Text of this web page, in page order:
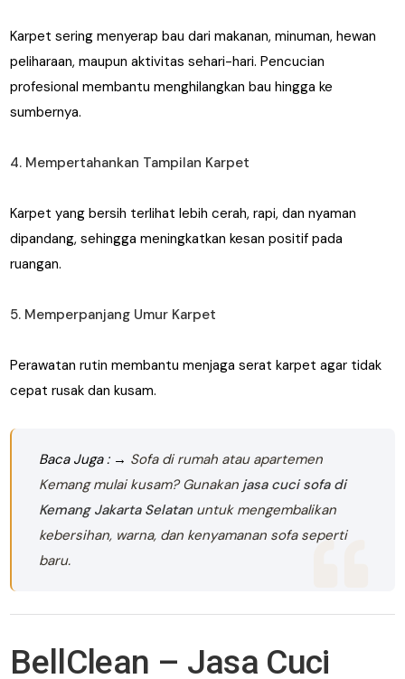
Karpet sering menyerap bau dari makanan, minuman, hewan
peliharaan, maupun aktivitas sehari-hari. Pencucian
profesional membantu menghilangkan bau hingga ke
sumbernya.
4. Mempertahankan Tampilan Karpet
Karpet yang bersih terlihat lebih cerah, rapi, dan nyaman
dipandang, sehingga meningkatkan kesan positif pada
ruangan.
5. Memperpanjang Umur Karpet
Perawatan rutin membantu menjaga serat karpet agar tidak
cepat rusak dan kusam.
Baca Juga : → Sofa di rumah atau apartemen
Kemang mulai kusam? Gunakan jasa cuci sofa di
Kemang Jakarta Selatanuntuk mengembalikan
kebersihan, warna, dan kenyamanan sofa seperti
baru.
BellClean – Jasa Cuci